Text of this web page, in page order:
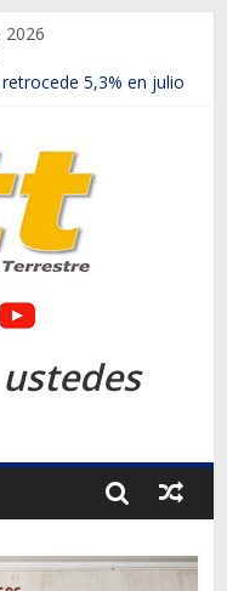
en lanzar la nueva
Chevrolet en el Biobío
en Rancagua y
estrenada Bolden en